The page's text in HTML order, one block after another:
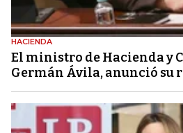
HACIENDA
El ministro de Hacienda y
Germán Ávila, anunció su